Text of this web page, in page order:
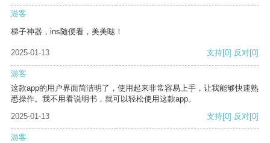
游客
梯子神器，ins随便看，美美哒！
2025-01-13 支持[0] 反对[0]
游客
这款app的用户界面简洁明了，使用起来非常容易上手，让我能够快速熟
悉操作。我不用看说明书，就可以轻松使用这款app。
2025-01-13
支持[0] 反对[0]
游客